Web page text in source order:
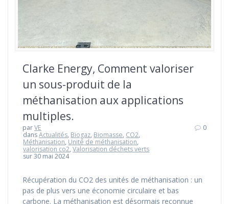
Clarke Energy, Comment valoriser
un sous-produit de la
méthanisation aux applications
multiples.
parVE
dansActualités, Biogaz, Biomasse, CO2,
Méthanisation, Unité de méthanisation,
valorisation co2,Valorisation déchets verts
sur 30 mai 2024
0
Récupération du CO2 des unités de méthanisation : un
pas de plus vers une économie circulaire et bas
carbone. La méthanisation est désormais reconnue